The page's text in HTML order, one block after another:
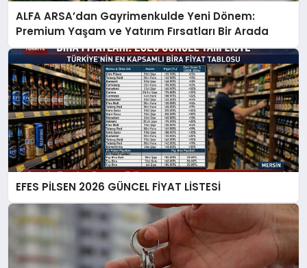
ALFA ARSA’dan Gayrimenkulde Yeni Dönem:
Premium Yaşam ve Yatırım Fırsatları Bir Arada
EFES PİLSEN 2026 GÜNCEL FİYAT LİSTESİ